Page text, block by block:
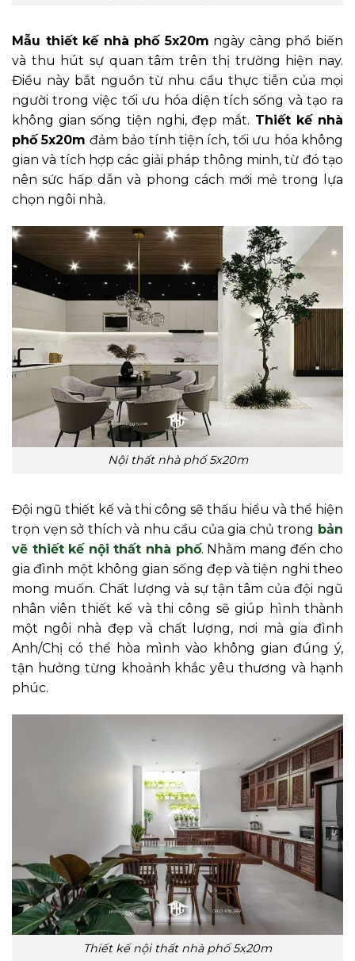
Mẫu thiết kế nhà phố 5x20m ngày càng phổ biến
và thu hút sự quan tâm trên thị trường hiện nay.
Điều này bắt nguồn từ nhu cầu thực tiễn của mọi
người trong việc tối ưu hóa diện tích sống và tạo ra
không gian sống tiện nghi, đẹp mắt. Thiết kế nhà
phố 5x20m đảm bảo tính tiện ích, tối ưu hóa không
gian và tích hợp các giải pháp thông minh, từ đó tạo
nên sức hấp dẫn và phong cách mới mẻ trong lựa
chọn ngôi nhà.
Nội thất nhà phố 5x20m
Đội ngũ thiết kế và thi công sẽ thấu hiểu và thể hiện
trọn vẹn sở thích và nhu cầu của gia chủ trong bản
vẽ thiết kế nội thất nhà phố. Nhằm mang đến cho
gia đình một không gian sống đẹp và tiện nghi theo
mong muốn. Chất lượng và sự tận tâm của đội ngũ
nhân viên thiết kế và thi công sẽ giúp hình thành
một ngôi nhà đẹp và chất lượng, nơi mà gia đình
Anh/Chị có thể hòa mình vào không gian đúng ý,
tận hưởng từng khoảnh khắc yêu thương và hạnh
phúc.
Thiết kế nội thất nhà phố 5x20m